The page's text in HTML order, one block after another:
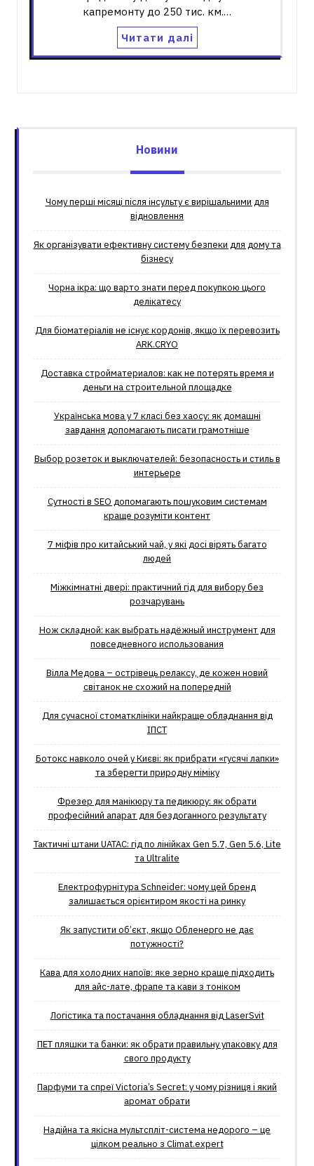
капремонту до 250 тис. км.…
Читати далі
Новини
Чому перші місяці після інсульту є вирішальними для
відновлення
Як організувати ефективну систему безпеки для дому та
бізнесу
Чорна ікра: що варто знати перед покупкою цього
делікатесу
Для біоматеріалів не існує кордонів, якщо їх перевозить
ARK.CRYO
Доставка стройматериалов: как не потерять время и
деньги на строительной площадке
Українська мова у 7 класі без хаосу: як домашні
завдання допомагають писати грамотніше
Выбор розеток и выключателей: безопасность и стиль в
интерьере
Сутності в SEO допомагають пошуковим системам
краще розуміти контент
7 міфів про китайський чай, у які досі вірять багато
людей
Міжкімнатні двері: практичний гід для вибору без
розчарувань
Нож складной: как выбрать надёжный инструмент для
повседневного использования
Вілла Медова – острівець релаксу, де кожен новий
світанок не схожий на попередній
Для сучасної стоматклініки найкраще обладнання від
ІПСТ
Ботокс навколо очей у Києві: як прибрати «гусячі лапки»
та зберегти природну міміку
Фрезер для манікюру та педикюру: як обрати
професійний апарат для бездоганного результату
Тактичні штани UATAC: гід по лінійках Gen 5.7, Gen 5.6, Lite
та Ultralite
Електрофурнітура Schneider: чому цей бренд
залишається орієнтиром якості на ринку
Як запустити об’єкт, якщо Обленерго не дає
потужності?
Кава для холодних напоїв: яке зерно краще підходить
для айс-лате, фрапе та кави з тоніком
Логістика та постачання обладнання від LaserSvit
ПЕТ пляшки та банки: як обрати правильну упаковку для
свого продукту
Парфуми та спреї Victoria’s Secret: у чому різниця і який
аромат обрати
Надійна та якісна мультспліт-система недорого – це
цілком реально з Climat.еxpert